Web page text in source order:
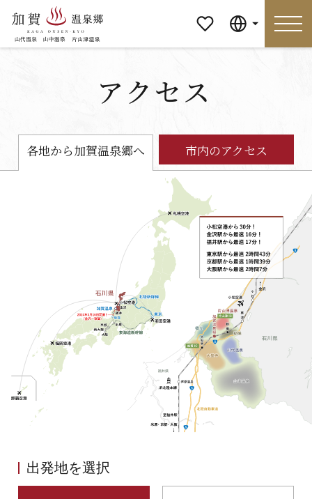
ージ
特集 おすすめの過ごし方
食べる
イベント
アクセス
マイページ
初めての加賀温泉郷
加賀に泊まって！北陸巡り♪
加賀 旅先納税
アクセス
各地から加賀温泉郷へ 市内のアクセス
出発地を選択